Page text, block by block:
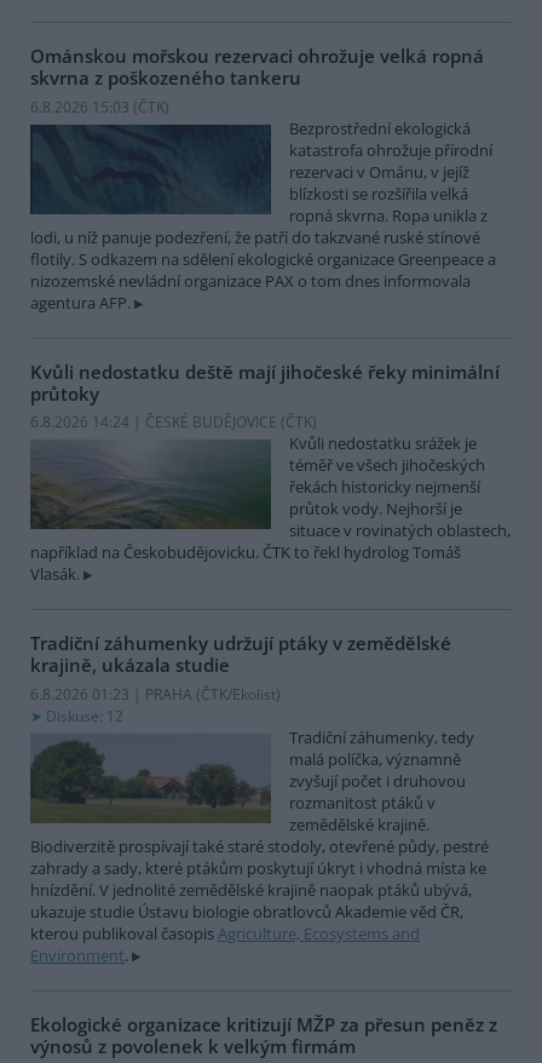
Ománskou mořskou rezervaci ohrožuje velká ropná
skvrna z poškozeného tankeru
6.8.2026 15:03 (ČTK)
Bezprostřední ekologická
katastrofa ohrožuje přírodní
rezervaci v Ománu, v jejíž
blízkosti se rozšířila velká
ropná skvrna. Ropa unikla z
lodi, u níž panuje podezření, že patří do takzvané ruské stínové
flotily. S odkazem na sdělení ekologické organizace Greenpeace a
nizozemské nevládní organizace PAX o tom dnes informovala
agentura AFP.
Kvůli nedostatku deště mají jihočeské řeky minimální
průtoky
6.8.2026 14:24 | ČESKÉ BUDĚJOVICE (ČTK)
Kvůli nedostatku srážek je
téměř ve všech jihočeských
řekách historicky nejmenší
průtok vody. Nejhorší je
situace v rovinatých oblastech,
například na Českobudějovicku. ČTK to řekl hydrolog Tomáš
Vlasák.
Tradiční záhumenky udržují ptáky v zemědělské
krajině, ukázala studie
6.8.2026 01:23 | PRAHA (ČTK/Ekolist)
Diskuse: 12
Tradiční záhumenky, tedy
malá políčka, významně
zvyšují počet i druhovou
rozmanitost ptáků v
zemědělské krajině.
Biodiverzitě prospívají také staré stodoly, otevřené půdy, pestré
zahrady a sady, které ptákům poskytují úkryt i vhodná místa ke
hnízdění. V jednolité zemědělské krajině naopak ptáků ubývá,
ukazuje studie Ústavu biologie obratlovců Akademie věd ČR,
kterou publikoval časopisAgriculture, Ecosystems and
Environment.
Ekologické organizace kritizují MŽP za přesun peněz z
výnosů z povolenek k velkým firmám